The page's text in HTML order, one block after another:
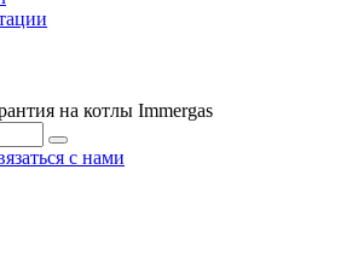
на котлы Immergas
с нами